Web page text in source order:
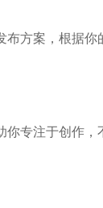
方案，根据
专注于创作